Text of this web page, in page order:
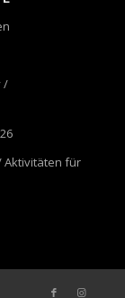
/
Aktivitäten für